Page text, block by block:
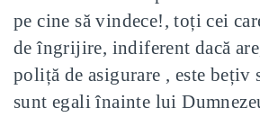
pe cine să vindece!, toți cei
de îngrijire, indiferent dacă
poliță de asigurare , este bețiv
sunt egali înainte lui